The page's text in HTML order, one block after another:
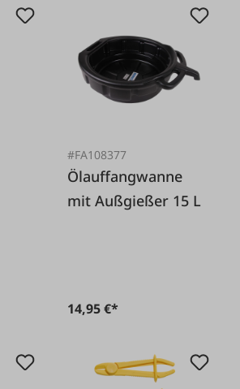
#FA108377
Ölauffangwanne
mit Außgießer 15 L
14,95 €*